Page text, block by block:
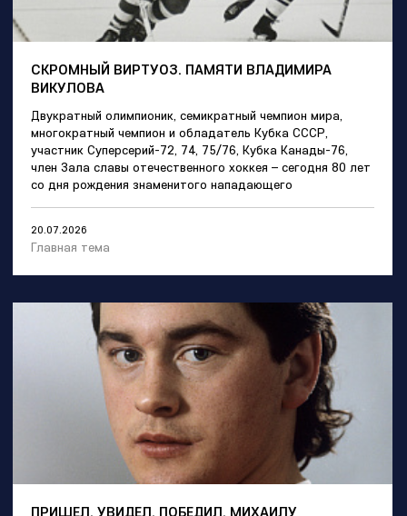
СКРОМНЫЙ ВИРТУОЗ. ПАМЯТИ ВЛАДИМИРА
ВИКУЛОВА
Двукратный олимпионик, семикратный чемпион мира,
многократный чемпион и обладатель Кубка СССР,
участник Суперсерий-72, 74, 75/76, Кубка Канады-76,
член Зала славы отечественного хоккея – сегодня 80 лет
со дня рождения знаменитого нападающего
20.07.2026
Главная тема
ПРИШЕЛ, УВИДЕЛ, ПОБЕДИЛ. МИХАИЛУ